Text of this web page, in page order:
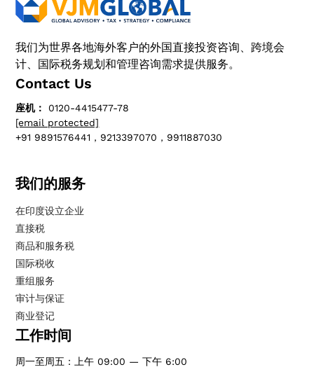
我们为世界各地海外客户的外国直接投资咨询、跨境会
计、国际税务规划和管理咨询需求提供服务。
Contact Us
座机：
0120-4415477-78
[email protected]
+91 9891576441，9213397070，9911887030
我们的服务
在印度设立企业
直接税
商品和服务税
国际税收
重组服务
审计与保证
商业登记
工作时间
周一至周五：上午 09:00 — 下午 6:00